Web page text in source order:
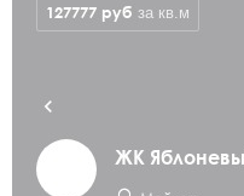
ЖК
127777 руб за кв.м